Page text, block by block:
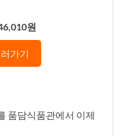
원
가기
품담식품관에서 이제